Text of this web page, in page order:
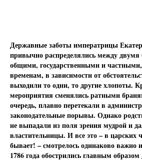
Державные заботы императрицы
привычно распределялись между
общими, государственными и
временам, в зависимости от
выходили то одни, то другие хлопоты.
мероприятия сменялись ратными
очередь, плавно перетекали в
законодательные порывы. Однако
не выпадали из поля зрения мудрой и
властительницы. И все это – в царских
бывает! – смотрелось одинаково важно
1786 года обострились главным